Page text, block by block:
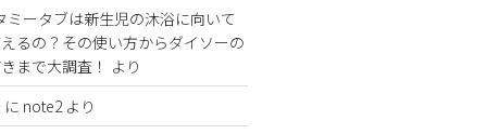
ミータブは新生児の沐浴に向いて
るの？その使い方からダイソーの
まで大調査！ より
に note2より